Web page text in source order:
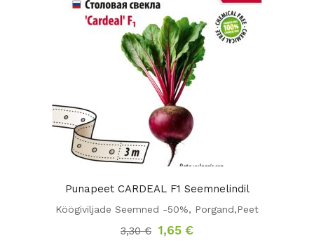
Punapeet CARDEAL F1 Seemnelindil
Köögiviljade Seemned -50%, Porgand,peet
3,30€ Algne
1,65 €Praegune